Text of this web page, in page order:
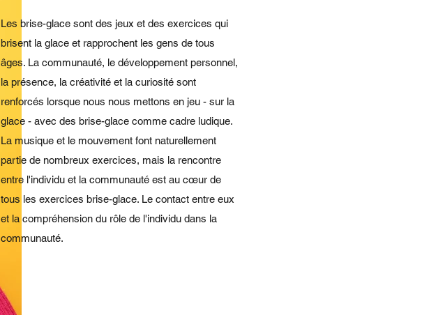
Les brise-glace sont des jeux et des exercices qui
brisent la glace et rapprochent les gens de tous
âges. La communauté, le développement personnel,
la présence, la créativité et la curiosité sont
renforcés lorsque nous nous mettons en jeu - sur la
glace - avec des brise-glace comme cadre ludique.
La musique et le mouvement font naturellement
partie de nombreux exercices, mais la rencontre
entre l'individu et la communauté est au cœur de
tous les exercices brise-glace. Le contact entre eux
et la compréhension du rôle de l'individu dans la
communauté.